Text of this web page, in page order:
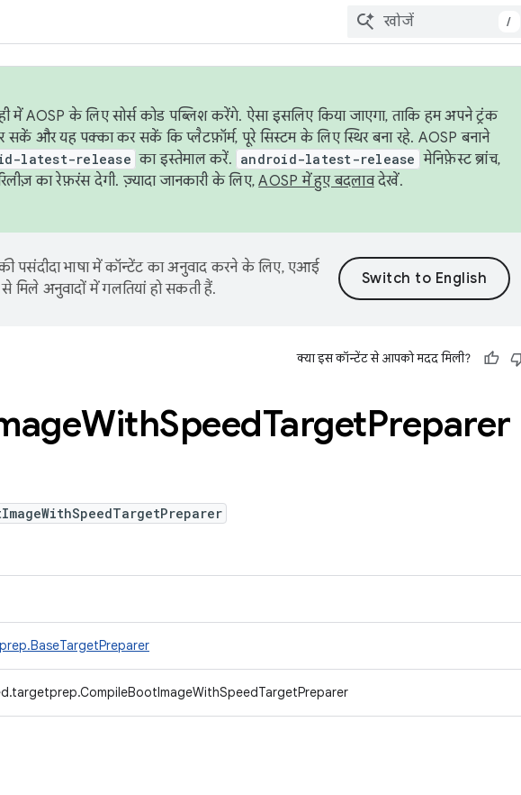
/
में AOSP के लिए सोर्स कोड पब्लिश करेंगे. ऐसा इसलिए किया जाएगा, ताकि हम अपने ट्रंक
और यह पक्का कर सकें कि प्लैटफ़ॉर्म, पूरे सिस्टम के लिए स्थिर बना रहे. AOSP बनाने
latest-release का इस्तेमाल करें. android-latest-release मेनिफ़ेस्ट ब्रांच,
का रेफ़रंस देगी. ज़्यादा जानकारी के लिए,AOSP में हुए बदलावदेखें.
पसंदीदा भाषा में कॉन्टेंट का अनुवाद करने के लिए, एआई
मिले अनुवादों में गलतियां हो सकती हैं.
क्या इस कॉन्टेंट से आपको मदद मिली?
WithSpeedTargetPreparer